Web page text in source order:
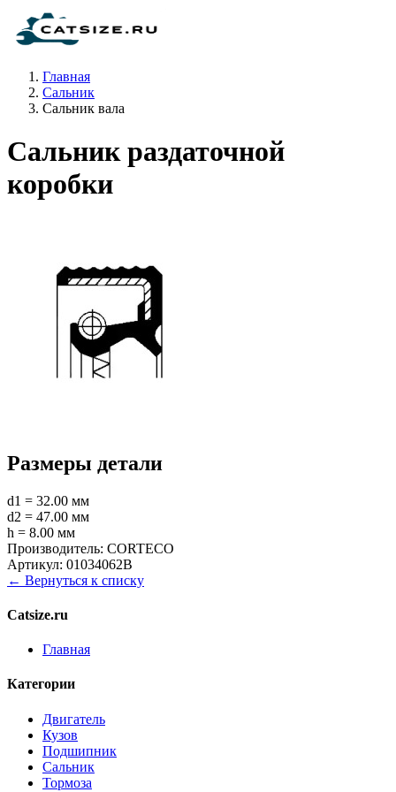
Главная
Сальник
Сальник вала
Сальник раздаточной
коробки
Размеры детали
d1 = 32.00 мм
d2 = 47.00 мм
h = 8.00 мм
Производитель: CORTECO
Артикул: 01034062B
← Вернуться к списку
Catsize.ru
Главная
Категории
Двигатель
Кузов
Подшипник
Сальник
Тормоза